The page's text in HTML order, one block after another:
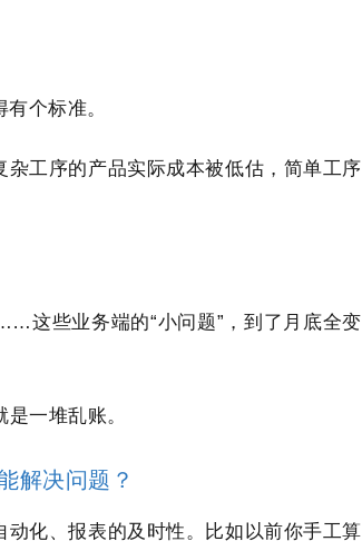
个标准。
工序的产品实际成本被低估，简单工序
这些业务端的“小问题”，到了月底全变
一堆乱账。
解决问题？
化、报表的及时性。比如以前你手工算